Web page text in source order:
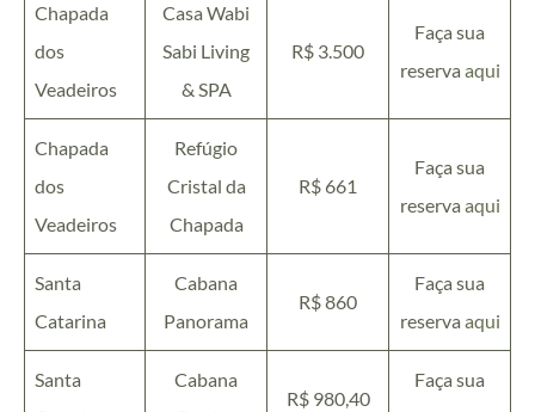
Chapada
dos
Veadeiros
Casa Wabi
Sabi Living
& SPA
R$ 3.500
Faça sua
reserva aqui
Chapada
dos
Veadeiros
Refúgio
Cristal da
Chapada
R$ 661
Faça sua
reserva aqui
Santa
Catarina
Cabana
Panorama
R$ 860
Faça sua
reserva aqui
Santa
Cabana
R$ 980,40
Faça sua